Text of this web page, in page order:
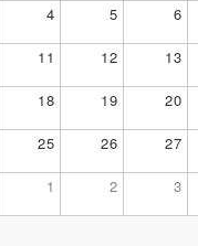
4 5 6
11 12 13
18 19 20
25 26 27
1 2 3